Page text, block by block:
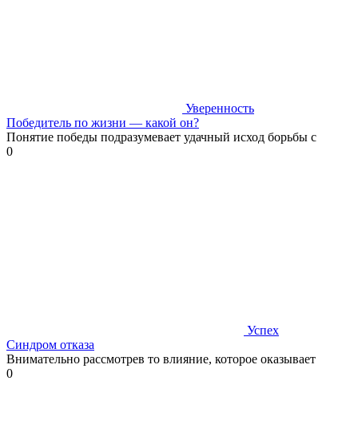
Уверенность
Победитель по жизни — какой он?
Понятие победы подразумевает удачный исход борьбы с
0
Успех
Синдром отказа
Внимательно рассмотрев то влияние, которое оказывает
0